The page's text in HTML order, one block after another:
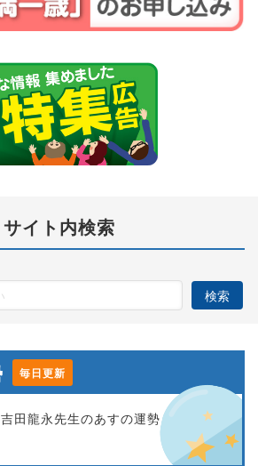
サイト内検索
毎日更新
田龍永先生のあすの運勢